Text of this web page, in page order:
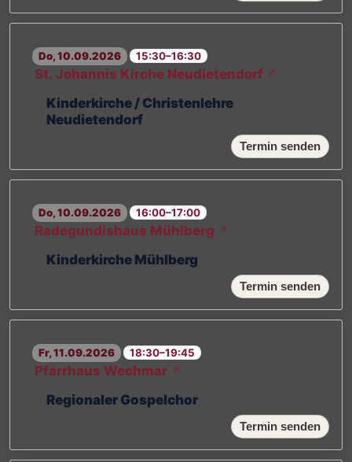
Do, 10.09.2026 15:30–16:30
St. Johannis Kirche Neudietendorf ↗
Kinderkirche / Christenlehre
Neudietendorf
Termin senden
Do, 10.09.2026 16:00–17:00
Radegundishaus Mühlberg ↗
Kinderkirche Mühlberg
Termin senden
Fr, 11.09.2026 18:30–19:45
Pfarrhaus Wechmar ↗
Regionaler Gospelchor
Termin senden